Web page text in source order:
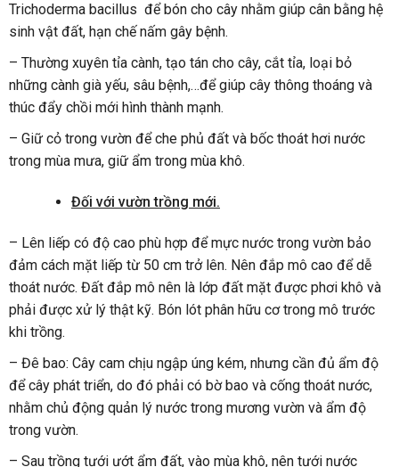
Trichoderma bacillus để bón cho cây nhằm giúp cân bằng hệ
sinh vật đất, hạn chế nấm gây bệnh.
– Thường xuyên tỉa cành, tạo tán cho cây, cắt tỉa, loại bỏ
những cành già yếu, sâu bệnh,…để giúp cây thông thoáng và
thúc đẩy chồi mới hình thành mạnh.
– Giữ cỏ trong vườn để che phủ đất và bốc thoát hơi nước
trong mùa mưa, giữ ẩm trong mùa khô.
Đối với vườn trồng mới.
– Lên liếp có độ cao phù hợp để mực nước trong vườn bảo
đảm cách mặt liếp từ 50 cm trở lên. Nên đắp mô cao để dễ
thoát nước. Đất đắp mô nên là lớp đất mặt được phơi khô và
phải được xử lý thật kỹ. Bón lót phân hữu cơ trong mô trước
khi trồng.
– Đê bao: Cây cam chịu ngập úng kém, nhưng cần đủ ẩm độ
để cây phát triển, do đó phải có bờ bao và cống thoát nước,
nhằm chủ động quản lý nước trong mương vườn và ẩm độ
trong vườn.
– Sau trồng tưới ướt ẩm đất, vào mùa khô, nên tưới nước